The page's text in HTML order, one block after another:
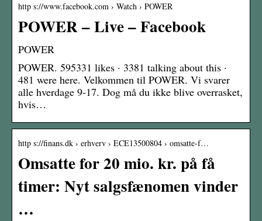
http s://www.facebook.com › Watch › POWER
POWER – Live – Facebook
POWER
POWER. 595331 likes · 3381 talking about this ·
481 were here. Velkommen til POWER. Vi svarer
alle hverdage 9-17. Dog må du ikke blive overrasket,
hvis…
http s://finans.dk › erhverv › ECE13500804 › omsatte-f…
Omsatte for 20 mio. kr. på få
timer: Nyt salgsfænomen vinder
…